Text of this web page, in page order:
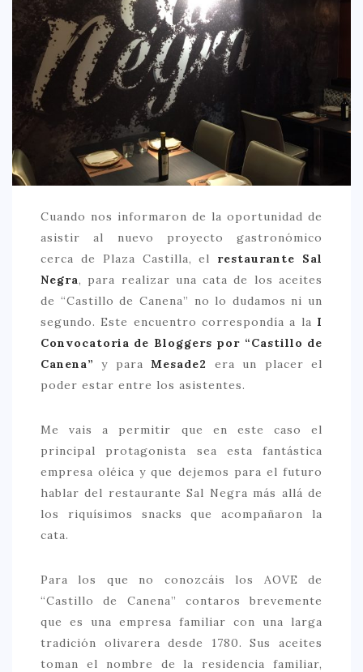
CREATIVA
DULCE
FUSIÓN
INDIA
MEDITERRÁNEA
SALUDABLE
TAPAS
PRECIO
< 25 €
> 50 €
LIFESTYLE
BEAUTY
CONOCIENDO A …
ESCAPADAS
GOURMET
HEALTHY
Cuando nos informaron de la oportunidad de
asistir al nuevo proyecto gastronómico
cerca de Plaza Castilla, el restaurante Sal
Negra, para realizar una cata de los aceites
de “Castillo de Canena” no lo dudamos ni un
segundo. Este encuentro correspondía a la I
Convocatoria de Bloggers por “Castillo de
Canena”
y paraMesade2 era un placer el
poder estar entre los asistentes.
Me vais a permitir que en este caso el
principal protagonista sea esta fantástica
empresa oléica y que dejemos para el futuro
hablar del restaurante Sal Negra más allá de
los riquísimos snacks que acompañaron la
cata.
Para los que no conozcáis los AOVE de
“Castillo de Canena” contaros brevemente
que es una empresa familiar con una larga
tradición olivarera desde 1780. Sus aceites
toman el nombre de la residencia familiar,